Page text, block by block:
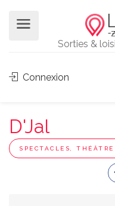
Sorties &
Connexion
D'Jal
SPECTACLES, THÉÂTRE